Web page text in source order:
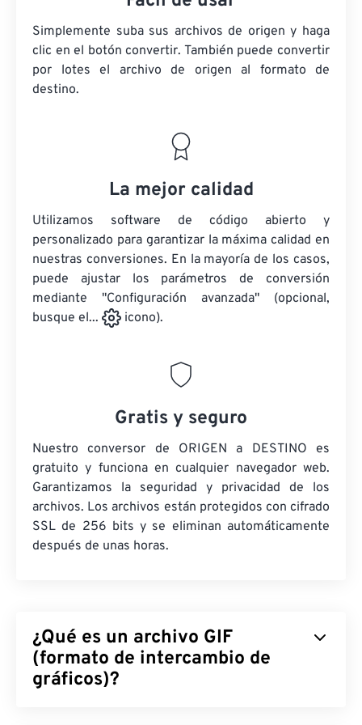
Simplemente suba sus archivos de origen y haga
clic en el botón convertir. También puede convertir
por lotes el archivo de origen al formato de
destino.
La mejor calidad
Utilizamos software de código abierto y
personalizado para garantizar la máxima calidad en
nuestras conversiones. En la mayoría de los casos,
puede ajustar los parámetros de conversión
mediante "Configuración avanzada" (opcional,
busque el...
icono).
Gratis y seguro
Nuestro conversor de ORIGEN a DESTINO es
gratuito y funciona en cualquier navegador web.
Garantizamos la seguridad y privacidad de los
archivos. Los archivos están protegidos con cifrado
SSL de 256 bits y se eliminan automáticamente
después de unas horas.
¿Qué es un archivo GIF
(formato de intercambio de
gráficos)?